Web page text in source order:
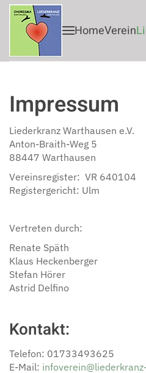
Zum Hauptinhalt springen
HomeVerein
Impressum
Liederkranz Warthausen e.V.
Anton-Braith-Weg 5
88447 Warthausen
Vereinsregister: VR 640104
Registergericht: Ulm
Vertreten durch:
Renate Späth
Klaus Heckenberger
Stefan Hörer
Astrid Delfino
Kontakt:
Telefon: 01733493625
E-Mail: